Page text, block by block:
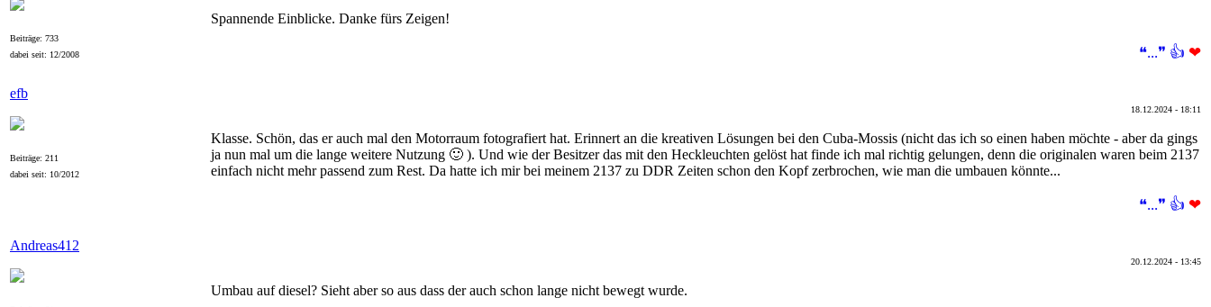
Beiträge: 733
dabei seit: 12/2008
Spannende Einblicke. Danke fürs Zeigen!
❝...❞ 👍 ❤
efb
Beiträge: 211
dabei seit: 10/2012
18.12.2024 - 18:11
Klasse. Schön, das er auch mal den Motorraum fotografiert hat. Erinnert an die kreativen Lösungen bei den Cuba-Mossis (nicht das ich so einen haben möchte - aber da gings
ja nun mal um die lange weitere Nutzung 🙂 ). Und wie der Besitzer das mit den Heckleuchten gelöst hat finde ich mal richtig gelungen, denn die originalen waren beim 2137
einfach nicht mehr passend zum Rest. Da hatte ich mir bei meinem 2137 zu DDR Zeiten schon den Kopf zerbrochen, wie man die umbauen könnte...
❝...❞ 👍 ❤
Andreas412
20.12.2024 - 13:45
Umbau auf diesel? Sieht aber so aus dass der auch schon lange nicht bewegt wurde.